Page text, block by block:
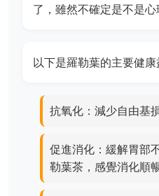
了，雖然不確定是不是心
以下是羅勒葉的主要健康
抗氧化：減少自由基
促進消化：緩解胃部
勒葉茶，感覺消化順暢